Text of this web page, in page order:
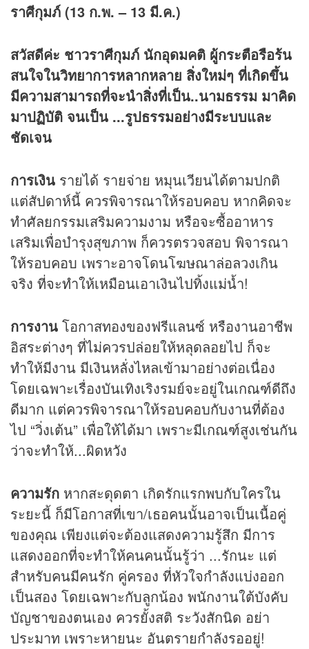
ราศีกุมภ์ (13 ก.พ. – 13 มี.ค.)
สวัสดีค่ะ ชาวราศีกุมภ์ นักอุดมคติ ผู้กระตือรือร้น
สนใจในวิทยาการหลากหลาย สิ่งใหม่ๆ ที่เกิดขึ้น
มีความสามารถที่จะนำสิ่งที่เป็น..นามธรรม มาคิด
มาปฏิบัติ จนเป็น ...รูปธรรมอย่างมีระบบและ
ชัดเจน
การเงิน รายได้ รายจ่าย หมุนเวียนได้ตามปกติ
แต่สัปดาห์นี้ ควรพิจารณาให้รอบคอบ หากคิดจะ
ทำศัลยกรรมเสริมความงาม หรือจะซื้ออาหาร
เสริมเพื่อบำรุงสุขภาพ ก็ควรตรวจสอบ พิจารณา
ให้รอบคอบ เพราะอาจโดนโฆษณาล่อลวงเกิน
จริง ที่จะทำให้เหมือนเอาเงินไปทิ้งแม่น้ำ!
การงาน โอกาสทองของฟรีแลนซ์ หรืองานอาชีพ
อิสระต่างๆ ที่ไม่ควรปล่อยให้หลุดลอยไป ก็จะ
ทำให้มีงาน มีเงินหลั่งไหลเข้ามาอย่างต่อเนื่อง
โดยเฉพาะเรื่องบันเทิงเริงรมย์จะอยู่ในเกณฑ์ดีถึง
ดีมาก แต่ควรพิจารณาให้รอบคอบกับงานที่ต้อง
ไป “วิ่งเต้น” เพื่อให้ได้มา เพราะมีเกณฑ์สูงเช่นกัน
ว่าจะทำให้...ผิดหวัง
ความรัก หากสะดุดตา เกิดรักแรกพบกับใครใน
ระยะนี้ ก็มีโอกาสที่เขา/เธอคนนั้นอาจเป็นเนื้อคู่
ของคุณ เพียงแต่จะต้องแสดงความรู้สึก มีการ
แสดงออกที่จะทำให้คนคนนั้นรู้ว่า ...รักนะ แต่
สำหรับคนมีคนรัก คู่ครอง ที่หัวใจกำลังแบ่งออก
เป็นสอง โดยเฉพาะกับลูกน้อง พนักงานใต้บังคับ
บัญชาของตนเอง ควรยั้งสติ ระวังสักนิด อย่า
ประมาท เพราะหายนะ อันตรายกำลังรออยู่!